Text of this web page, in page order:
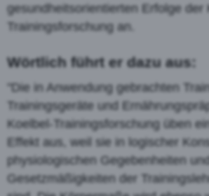
gesundheitsorientierten Erfolge der
Trainingsforschung an.
Wörtlich führt er dazu aus:
"Die in Anwendung gebrachten
Trainingsgeräte und
Koelbel-Trainingsforschung üben
Effekt aus, weil sie in logischer
physiologischen Gegebenheiten
Gesetzmäßigkeiten der